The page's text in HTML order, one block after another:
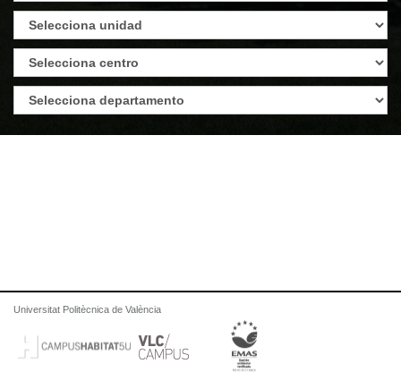
Universitat Politècnica de València